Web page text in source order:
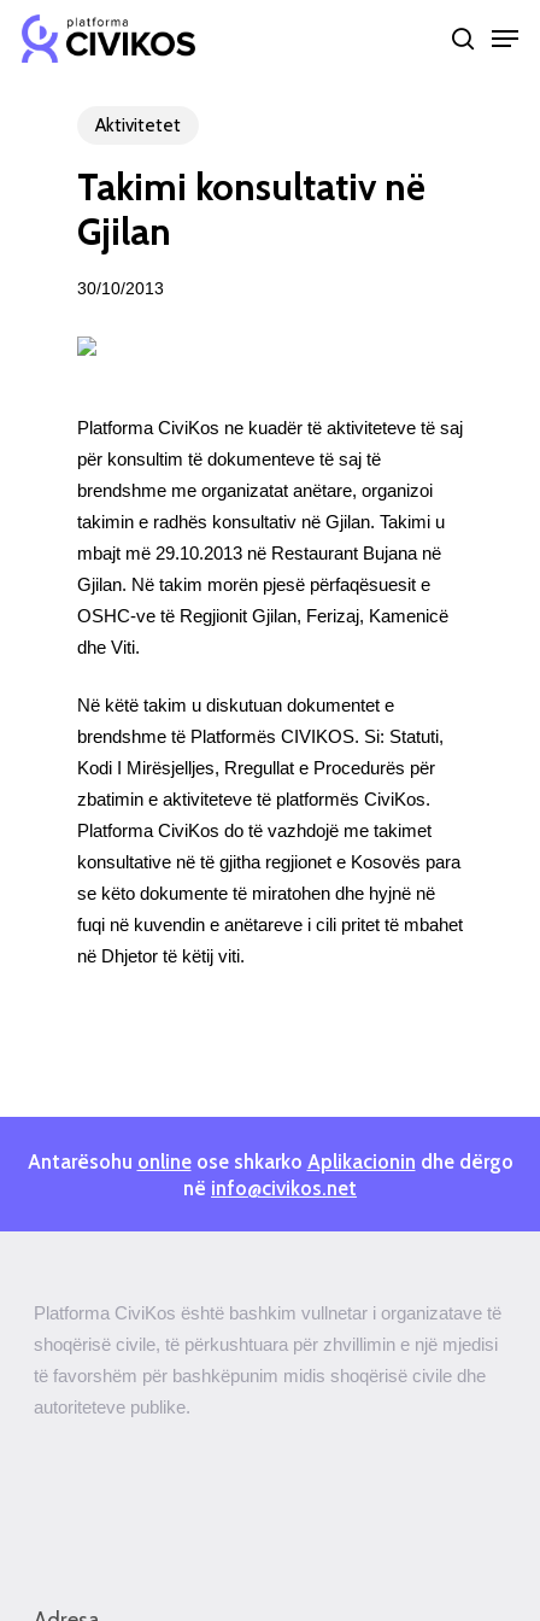
Skip
search
Aktivitetet
Takimi konsultativ në
Gjilan
30/10/2013
Platforma CiviKos ne kuadër të aktiviteteve të saj
për konsultim të dokumenteve të saj të
brendshme me organizatat anëtare, organizoi
takimin e radhës konsultativ në Gjilan. Takimi u
mbajt më 29.10.2013 në Restaurant Bujana në
Gjilan. Në takim morën pjesë përfaqësuesit e
OSHC-ve të Regjionit Gjilan, Ferizaj, Kamenicë
dhe Viti.
Në këtë takim u diskutuan dokumentet e
brendshme të Platformës CIVIKOS. Si: Statuti,
Kodi I Mirësjelljes, Rregullat e Procedurës për
zbatimin e aktiviteteve të platformës CiviKos.
Platforma CiviKos do të vazhdojë me takimet
konsultative në të gjitha regjionet e Kosovës para
se këto dokumente të miratohen dhe hyjnë në
fuqi në kuvendin e anëtareve i cili pritet të mbahet
në Dhjetor të këtij viti.
Antarësohu onlineose shkarko Aplikacionin dhe dërgo
në info@civikos.net
Platforma CiviKos është bashkim vullnetar i organizatave të
shoqërisë civile, të përkushtuara për zhvillimin e një mjedisi
të favorshëm për bashkëpunim midis shoqërisë civile dhe
autoriteteve publike.